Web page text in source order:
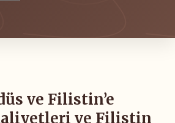
ve Filistin’e
ve Filistin